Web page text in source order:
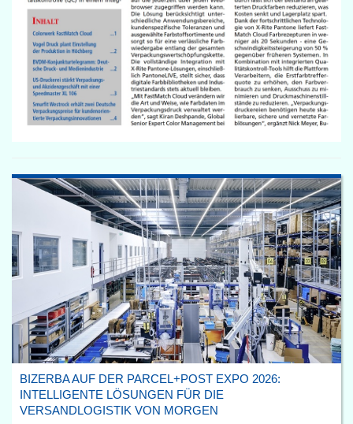
BIZERBA AUF DER PARCEL+POST EXPO 2026:
INTELLIGENTE LÖSUNGEN FÜR DIE
VERSANDLOGISTIK VON MORGEN